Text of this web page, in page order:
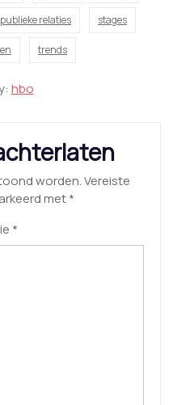
publieke relaties stages
trends
hbo
worden.Vereiste
met*
*